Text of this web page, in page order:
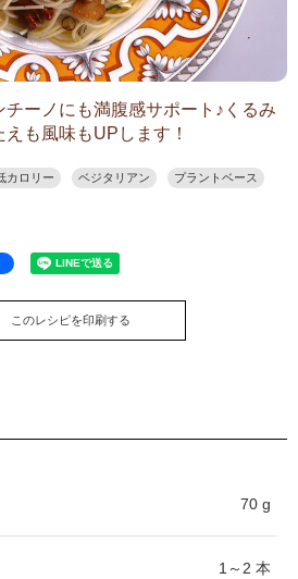
ーノにも満腹感サポート♪くるみ
も風味もUPします！
カロリー ベジタリアン プラントベース
このレシピを印刷する
70 g
1～2 本